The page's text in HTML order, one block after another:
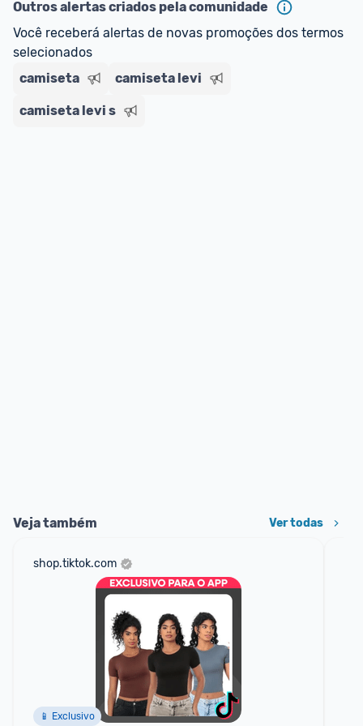
Entrega Expressa: A partir de 2 dias úteis.*
*Confira aqui
Outros alertas criados pela comunidade
Você receberá alertas de novas promoções dos termos
selecionados
camiseta
camiseta levi
camiseta levi s
Veja também Ver todas
shop.tiktok.com
📱 Exclusivo